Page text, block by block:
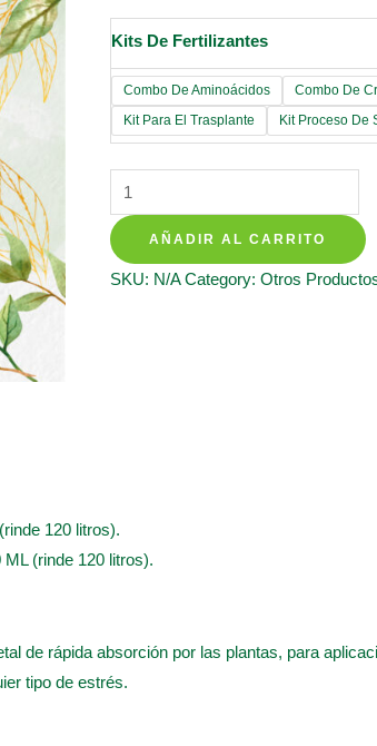
Kits De Fertilizantes
Combo De Aminoácidos
Combo De
Kit Para El Trasplante
Kit Proceso De
Kits
De
Fertilizantes
Para
AÑADIR AL CARRITO
SKU: N/A Category: Otros
120 litros).
(rinde 120 litros).
de rápida absorción por las plantas, para
tipo de estrés.